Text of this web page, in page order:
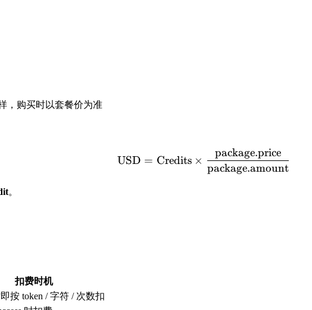
，购买时以套餐价为准
\text{USD} =
USD = Credits ×
package.amount
package.price
。
扣费时机
按 token / 字符 / 次数扣